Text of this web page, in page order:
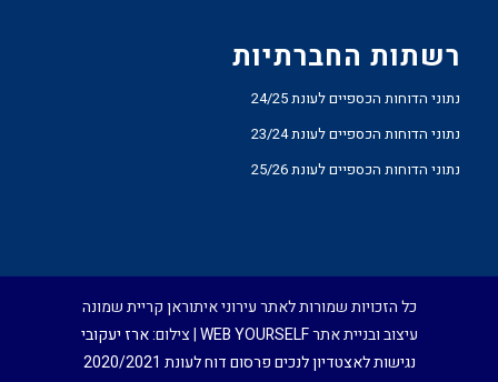
רשתות החברתיות
נתוני הדוחות הכספיים לעונת 24/25
נתוני הדוחות הכספיים לעונת 23/24
נתוני הדוחות הכספיים לעונת 25/26
כל הזכויות שמורות לאתר עירוני איתוראן קריית שמונה
עיצוב ובניית אתרWEB YOURSELF| צילום:ארז יעקובי
נגישות לאצטדיון לנכיםפרסום דוח לעונת 2020/2021